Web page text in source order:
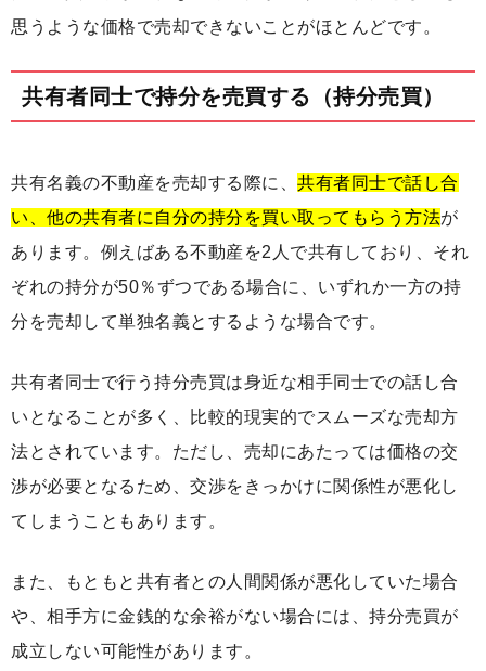
思うような価格で売却できないことがほとんどです。
共有者同士で持分を売買する（持分売買）
共有名義の不動産を売却する際に、 共有者同士で話し合
い、他の共有者に自分の持分を買い取ってもらう方法が
あります。例えばある不動産を2人で共有しており、それ
ぞれの持分が50％ずつである場合に、いずれか一方の持
分を売却して単独名義とするような場合です。
共有者同士で行う持分売買は身近な相手同士での話し合
いとなることが多く、比較的現実的でスムーズな売却方
法とされています。ただし、売却にあたっては価格の交
渉が必要となるため、交渉をきっかけに関係性が悪化し
てしまうこともあります。
また、もともと共有者との人間関係が悪化していた場合
や、相手方に金銭的な余裕がない場合には、持分売買が
成立しない可能性があります。